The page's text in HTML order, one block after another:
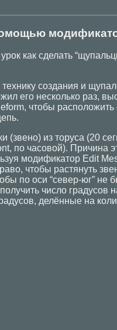
как сделать
создания и
его несколько раз,
чтобы
(звено) из торуса (20
по часовой). Причина
модификатор Edit
чтобы растянуть
по оси “север-юг”
число градусов
делённые на